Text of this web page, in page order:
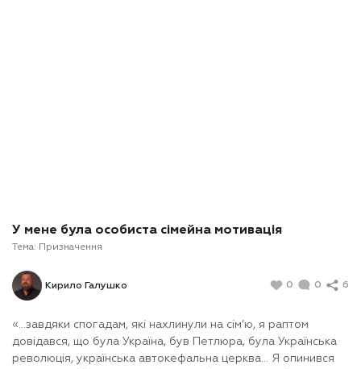
У мене була особиста сімейна мотивація
Тема: Призначення
Кирило Галушко 0 0 6
«…завдяки спогадам, які нахлинули на сім’ю, я раптом
довідався, що була Україна, був Петлюра, була Українська
революція, українська автокефальна церква... Я опинився